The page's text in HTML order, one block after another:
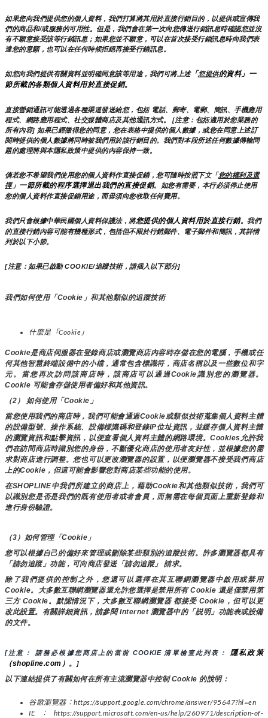
如果您向我們提供您的個人資料，我們打算將其用於直接行銷目的，以提供或宣傳我
們的商品和/或服務的可用性。但是，我們會在第一次向您傳送行銷訊息時確認您並沒
有不願意接受該等行銷訊息；如果您並不願意，可以在首次接受行銷訊息時向我們表
達您的意願，也可以在任何時候拒絕再接受行銷訊息。
如您向我們提供有關資料並明確同意該等用途，我們可將上述「您提供的資料」一
節所載的各類個人資料用於直接促銷。
直接營銷通訊可能透過各種渠道發送給您，包括 電話、郵寄、電郵、簡訊、手機應用
程式、網路應用程式、社交媒體商店及其他通訊方式。 [注意：包括適用於您業務的
所有內容] 如果已經徵得您的同意，您在表格中提供的個人數據，或您在同意上述訂
閱時提供的個人數據將同時被我們用於該行銷目的。我們對本段所述任何數據傳輸問
題的處理將與本隱私政策中提供的內容保持一致。
倘若您不希望我們使用您的個人資料作直接促銷，您可隨時按照下文「您的權利及選
擇」一節所載的程序選擇退出我們的直接促銷。如您有需要，本行必須停止使用
您的個人資料作直接促銷用途，而毋須向您收取任何費用。
我們只會根據中華民國個人資料保護法，將您提供的個人資料用於直接行銷。我們
的直接行銷內容可能有幾種形式，包括但不限於行銷郵件、電子郵件和簡訊，其詳情
列於以下小節。
[注意：如果已啟動 COOKIE/追蹤技術，請插入以下部分]
我們如何使用「Cookie」和其他類似的追蹤技術
什麼是「Cookie」
Cookie是商店伺服器在登錄商店或瀏覽商店內容時存儲在您的電腦，手機或任
何其他智慧終端設備中的小檔，通常包含標識符，商店名稱以及一些數位和字
元。當您再次訪問該商店時，該商店可以通過Cookie識別您的瀏覽器。
Cookie 可能會存儲使用者偏好和其他資訊。
（2） 如何使用「Cookie」
當您使用我們的商店時，我們可能會通過Cookie或類似技術蒐集個人資料主體
的設備型號、操作系統、設備標識碼和登錄IP位址資訊，並緩存個人資料主體
的瀏覽資訊和點擊資訊，以便查看個人資料主體的網路環境。Cookies允許我
們在訪問商店時識別您的身份，不斷優化商店的使用者友好性，並根據您的需
求對商店進行調整。您也可以更改瀏覽器的設置，以便瀏覽器不接受我們商店
上的Cookie，但這可能會影響您對商店某些功能的使用。
在SHOPLINE中我們所建立的商店上，藉助Cookie和其他類似技術，我們可
以識別您是否是我們的既有使用者或者會員，而無需在每個頁面上重新登錄和
進行身份驗證。
（3）如何管理「Cookie」
您可以根據自己的偏好來管理或刪除某些類別的追蹤技術。許多瀏覽器都具有
「請勿追蹤」功能，可向商店發送「請勿追蹤」 請求。
除了我們提供的控制之外，您還可以選擇在其互聯網瀏覽器中啟用或禁用
Cookie。大多數互聯網瀏覽器還允許您選擇是禁用所有 Cookie 還是僅禁用第
三方 Cookie。默認情況下，大多數互聯網瀏覽器 都接受 Cookie，但可以更
改此設置。有關詳細資訊，請參閱 Internet 瀏覽器中的「説明」功能表或設備
的文件。
[注意： 請務必根據您商店上的當前 COOKIE 清單檢查此列表： 隱私政策
（shopline.com）。
]
以下連結提供了有關如何在所有主流瀏覽器中控制 Cookie 的說明：
谷歌瀏覽器：https://support.google.com/chrome/answer/95647?hl=en
IE：https://support.microsoft.com/en-us/help/260971/description-of-